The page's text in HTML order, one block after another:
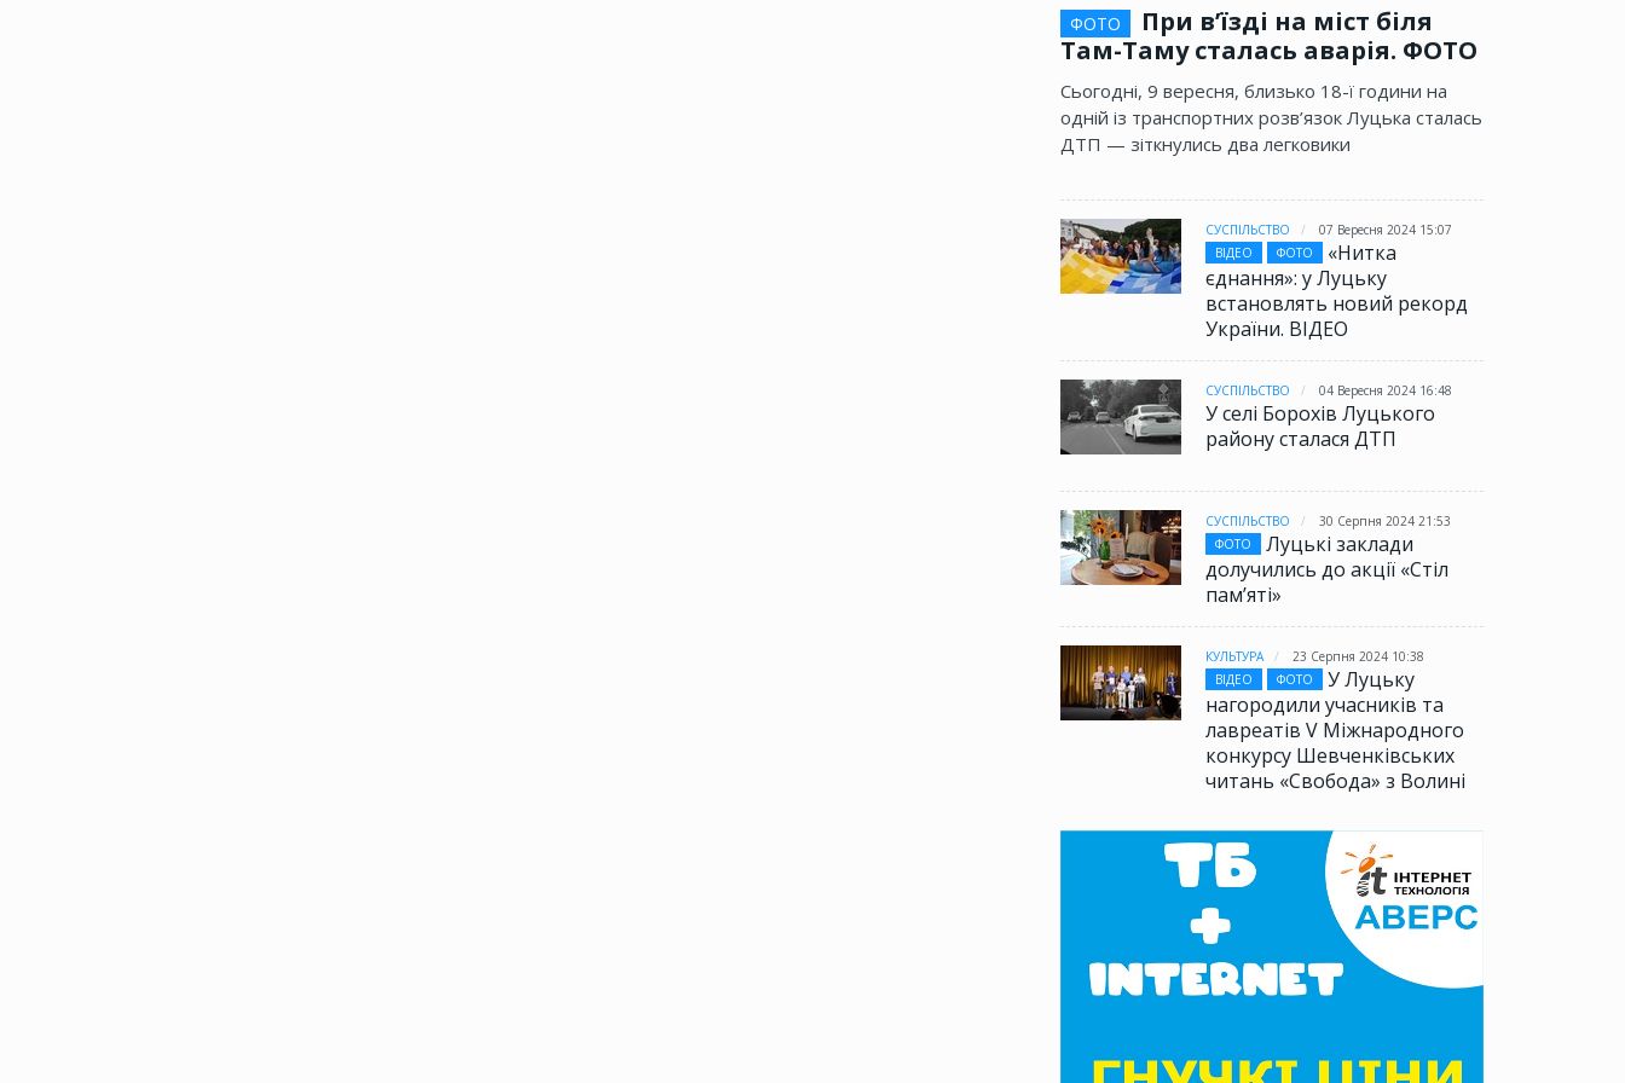
ФОТО
При в’їзді на міст біля
Там-Таму сталась аварія. ФОТО
Сьогодні, 9 вересня, близько 18-ї години на
одній із транспортних розв’язок Луцька сталась
ДТП — зіткнулись два легковики
СУСПІЛЬСТВО
07 Вересня 2024 15:07
ВІДЕО
ФОТО
«Нитка
єднання»: у Луцьку
встановлять новий рекорд
України. ВІДЕО
СУСПІЛЬСТВО 04 Вересня 2024 16:48
У селі Борохів Луцького
району сталася ДТП
СУСПІЛЬСТВО
30 Серпня 2024 21:53
ФОТО
Луцькі заклади
долучились до акції «Стіл
памʼяті»
КУЛЬТУРА
23 Серпня 2024 10:38
ВІДЕО
ФОТО
У Луцьку
нагородили учасників та
лавреатів V Міжнародного
конкурсу Шевченківських
читань «Свобода» з Волині